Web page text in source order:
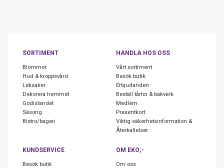
SORTIMENT
Blommor
Hud & kroppsvård
Leksaker
Dekorera hemmet
Godislandet
Säsong
Bistro/bageri
HANDLA HOS OSS
Vårt sortiment
Besök butik
Erbjudanden
Beställ tårtor & bakverk
Medlem
Presentkort
Viktig säkerhetsinformation &
Återkallelser
KUNDSERVICE
Besök butik
OM EKO;-
Om oss